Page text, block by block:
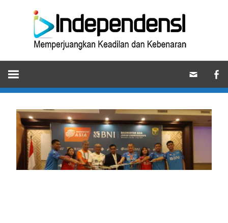
Memperjuangkan
Keadilan
dan
Kebenaran